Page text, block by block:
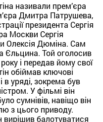
називали прем’єра
Дмитра Патрушева,
президента Сергія
Москви Сергія
Олексія Дюміна. Сам
Єльцина. Той оголосив
і передав йому свої
обіймав ключові
в уряді, зокрема був
У фільмі він
сумнівів, навіщо він
з цього приводу.
вирішив балотуватися